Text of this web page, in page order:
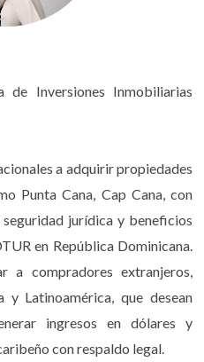
el documento más crítico
Es importante leerlo
que todos los detalles
de que esté claramente
cuándo se llevará a cabo
condición previa a
de Inversiones Inmobiliarias
a adquirir propiedades
Punta Cana, Cap Cana, con
jurídica y beneficios
en República Dominicana.
a compradores extranjeros,
y Latinoamérica, que desean
ingresos en dólares y
con respaldo legal.